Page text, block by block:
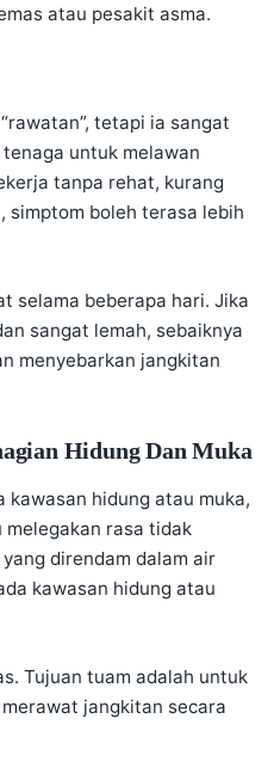
atau pesakit asma.
tetapi ia sangat
untuk melawan
tanpa rehat, kurang
simptom boleh terasa lebih
selama beberapa hari. Jika
sangat lemah, sebaiknya
menyebarkan jangkitan
Hidung Dan Muka
kawasan hidung atau muka,
melegakan rasa tidak
direndam dalam air
kawasan hidung atau
Tujuan tuam adalah untuk
jangkitan secara